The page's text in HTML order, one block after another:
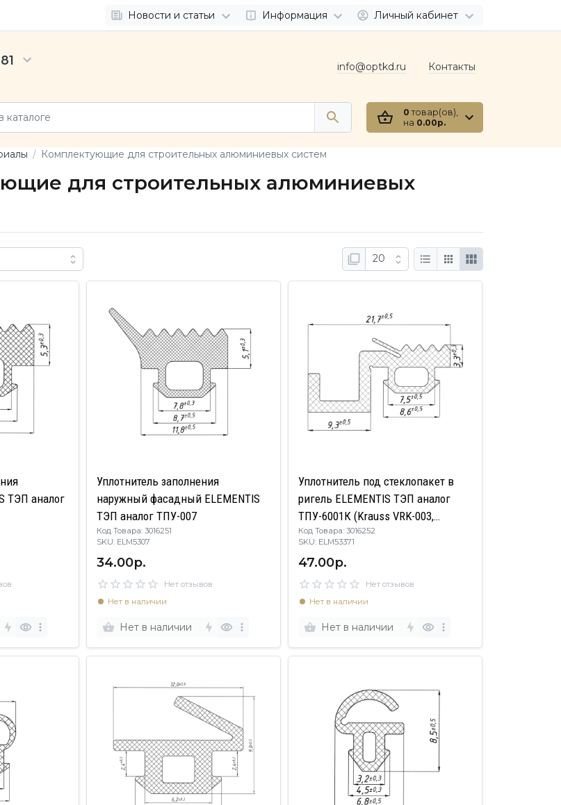
Новости и статьи Информация Личный кабинет
info@optkd.ru Контакты
0 товар(ов),
на 0.00р.
Комплектующие для строительных алюминиевых систем
для строительных алюминиевых
ТЭП аналог
Уплотнитель заполнения
наружный фасадный ELEMENTIS
ТЭП аналог ТПУ-007
Код Товара: 3016251
SKU: ELM5307
34.00р.
Нет отзывов
Нет в наличии
Нет в наличии
Уплотнитель под стеклопакет в
ригель ELEMENTIS ТЭП аналог
ТПУ-6001К (Krauss VRK-003,
524017)
Код Товара: 3016252
SKU: ELM53371
47.00р.
Нет отзывов
Нет в наличии
Нет в наличии